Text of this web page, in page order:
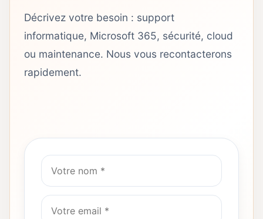
Décrivez votre besoin : support
informatique, Microsoft 365, sécurité, cloud
ou maintenance. Nous vous recontacterons
rapidement.